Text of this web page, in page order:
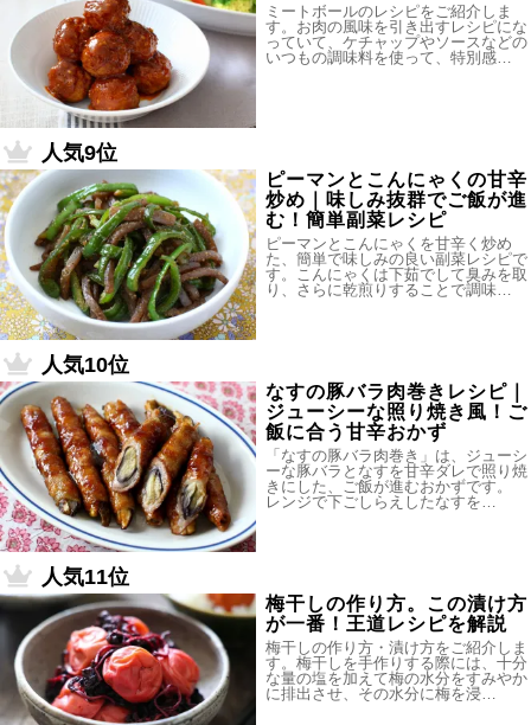
ミートボールのレシピをご紹介しま
す。お肉の風味を引き出すレシピにな
っていて、ケチャップやソースなどの
いつもの調味料を使って、特別感…
人気9位
ピーマンとこんにゃくの甘辛
炒め｜味しみ抜群でご飯が進
む！簡単副菜レシピ
ピーマンとこんにゃくを甘辛く炒め
た、簡単で味しみの良い副菜レシピで
す。こんにゃくは下茹でして臭みを取
り、さらに乾煎りすることで調味…
人気10位
なすの豚バラ肉巻きレシピ｜
ジューシーな照り焼き風！ご
飯に合う甘辛おかず
「なすの豚バラ肉巻き」は、ジューシ
ーな豚バラとなすを甘辛ダレで照り焼
きにした、ご飯が進むおかずです。
レンジで下ごしらえしたなすを…
人気11位
梅干しの作り方。この漬け方
が一番！王道レシピを解説
梅干しの作り方・漬け方をご紹介しま
す。梅干しを手作りする際には、十分
な量の塩を加えて梅の水分をすみやか
に排出させ、その水分に梅を浸…